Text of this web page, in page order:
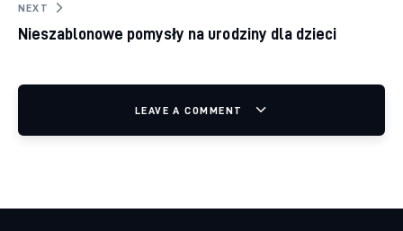
NEXT
Nieszablonowe pomysły na urodziny dla dzieci
LEAVE A COMMENT